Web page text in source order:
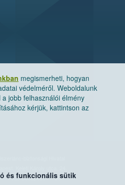
megismerheti, hogyan
védelméről. Weboldalunk
jobb felhasználói élmény
kérjük, kattintson az
és funkcionális sütik
biztonsági Hivatal
1525 Budapest. Pf. 30.